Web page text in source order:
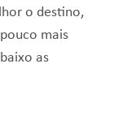
o destino,
mais
as